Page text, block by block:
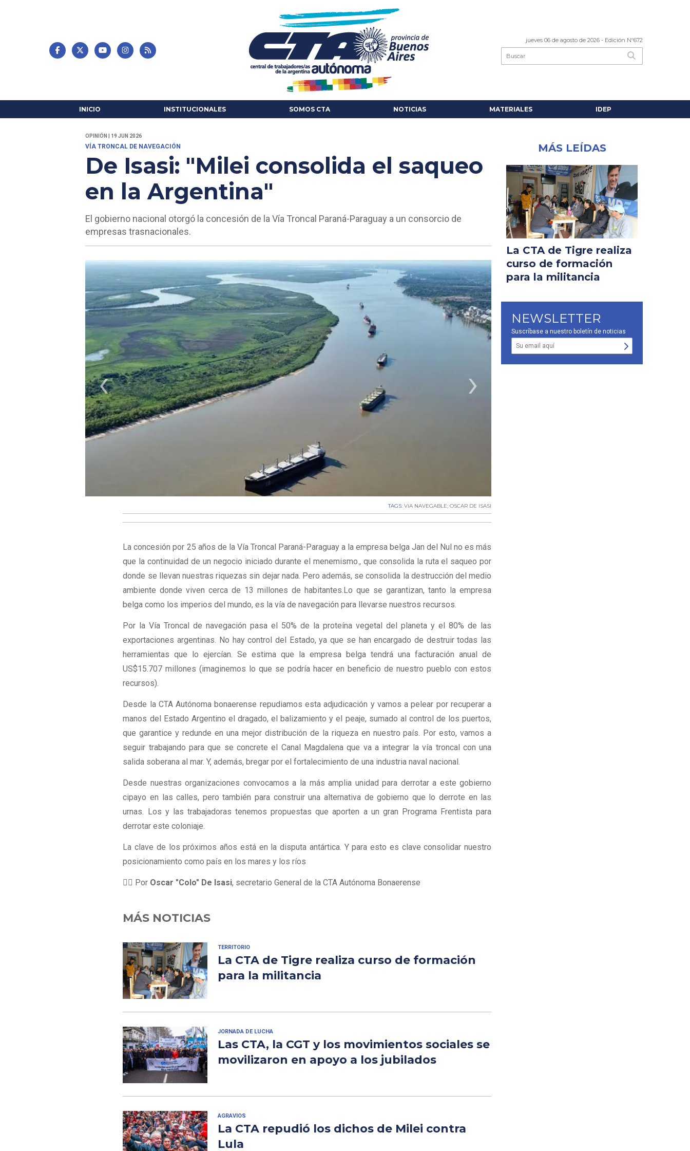
jueves 06 de agosto de 2026 - Edición Nº672
INICIO INSTITUCIONALES SOMOS CTA NOTICIAS MATERIALES IDEP
OPINIÓN | 19 JUN 2026
VÍA TRONCAL DE NAVEGACIÓN
De Isasi: "Milei consolida el saqueo
en la Argentina"
El gobierno nacional otorgó la concesión de la Vía Troncal Paraná-Paraguay a un consorcio de
empresas trasnacionales.
‹ ›
TAGS:VíA NAVEGABLE; OSCAR DE ISASI
La concesión por 25 años de la Vía Troncal Paraná-Paraguay a la empresa belga Jan del Nul no es más
que la continuidad de un negocio iniciado durante el menemismo., que consolida la ruta el saqueo por
donde se llevan nuestras riquezas sin dejar nada. Pero además, se consolida la destrucción del medio
ambiente donde viven cerca de 13 millones de habitantes.Lo que se garantizan, tanto la empresa
belga como los imperios del mundo, es la vía de navegación para llevarse nuestros recursos.
Por la Vía Troncal de navegación pasa el 50% de la proteína vegetal del planeta y el 80% de las
exportaciones argentinas. No hay control del Estado, ya que se han encargado de destruir todas las
herramientas que lo ejercían. Se estima que la empresa belga tendrá una facturación anual de
US$15.707 millones (imaginemos lo que se podría hacer en beneficio de nuestro pueblo con estos
recursos).
Desde la CTA Autónoma bonaerense repudiamos esta adjudicación y vamos a pelear por recuperar a
manos del Estado Argentino el dragado, el balizamiento y el peaje, sumado al control de los puertos,
que garantice y redunde en una mejor distribución de la riqueza en nuestro país. Por esto, vamos a
seguir trabajando para que se concrete el Canal Magdalena que va a integrar la vía troncal con una
salida soberana al mar. Y, además, bregar por el fortalecimiento de una industria naval nacional.
Desde nuestras organizaciones convocamos a la más amplia unidad para derrotar a este gobierno
cipayo en las calles, pero también para construir una alternativa de gobierno que lo derrote en las
urnas. Los y las trabajadoras tenemos propuestas que aporten a un gran Programa Frentista para
derrotar este coloniaje.
La clave de los próximos años está en la disputa antártica. Y para esto es clave consolidar nuestro
posicionamiento como país en los mares y los ríos
✍🏼 Por Oscar "Colo" De Isasi, secretario General de la CTA Autónoma Bonaerense
MÁS NOTICIAS
TERRITORIO
La CTA de Tigre realiza curso de formación
para la militancia
JORNADA DE LUCHA
Las CTA, la CGT y los movimientos sociales se
movilizaron en apoyo a los jubilados
AGRAVIOS
La CTA repudió los dichos de Milei contra
Lula
MÁS LEÍDAS
La CTA de Tigre realiza
curso de formación
para la militancia
NEWSLETTER
Suscríbase a nuestro boletín de noticias